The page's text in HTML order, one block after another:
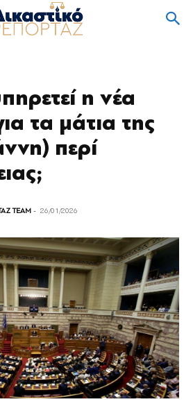
η νέα
τα μάτια της
περί
TEAM - 26/01/2026